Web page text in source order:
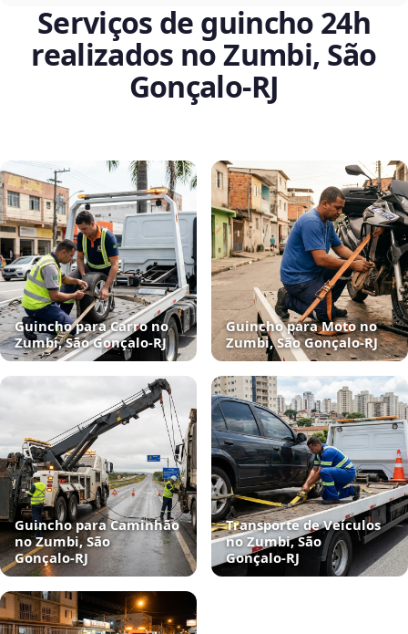
Serviços de guincho 24h
realizados no Zumbi, São
Gonçalo‑RJ
Guincho para Carro no
Zumbi, São Gonçalo‑RJ
Guincho para Moto no
Zumbi, São Gonçalo‑RJ
Guincho para Caminhão
no Zumbi, São
Gonçalo‑RJ
Transporte de Veículos
no Zumbi, São
Gonçalo‑RJ